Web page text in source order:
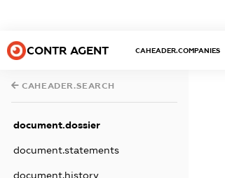
CONTR AGENT CAHEADER.COMPANIES
CAHEADER.SEARCH
document.dossier
document.statements
document.history